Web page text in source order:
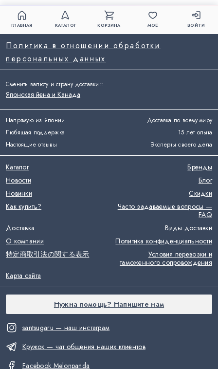
ГЛАВНАЯ КАТАЛОГ КОРЗИНА МОЁ ВОЙТИ
Напрямую из Японии
Доставка по всему миру
Любящая поддержка
15 лет опыта
Настоящие отзывы
Эксперты своего дела
santsugaru — наш инстаграм
Кружок — чат общения наших клиентов
Facebook Melonpanda
Политика в отношении обработки
персональных данных
Каталог
Бренды
Новости
Блог
Новинки
Скидки
Как купить?
Часто задаваемые вопросы —
FAQ
Доставка
Виды доставки
О компании
Политика конфиденциальности
特定商取引法の関する表示
Условия перевозки и
таможенного сопровождения
Карта сайта
Сменить валюту и страну доставки::
Японская йена и Канада
Нужна помощь? Напишите нам